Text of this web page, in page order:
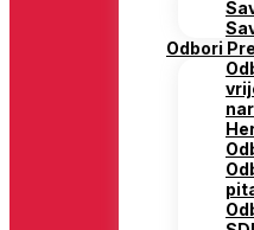
Odbori